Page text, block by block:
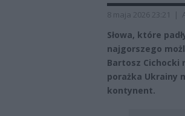
8 maja 2026 23:21 |
Słowa, które
najgorszego
Bartosz Cichocki
porażka Ukrainy
kontynent.